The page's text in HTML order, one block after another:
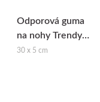
Odporová guma
na nohy Trendy
Tone-Loop - velmi
30 x 5 cm